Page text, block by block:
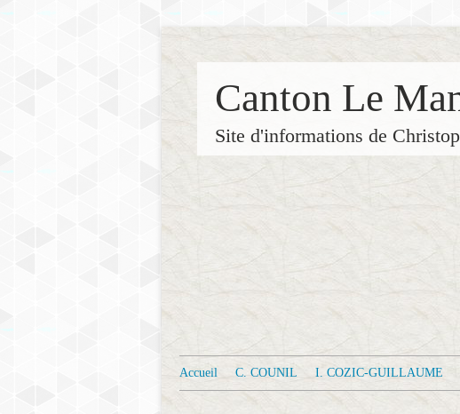
Canton Le
Site d'informations de
Accueil C. COUNIL I. COZIC-GUILLAUME